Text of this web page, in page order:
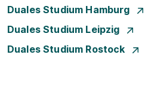
Duales Studium Hamburg
Duales Studium Leipzig
Duales Studium Rostock